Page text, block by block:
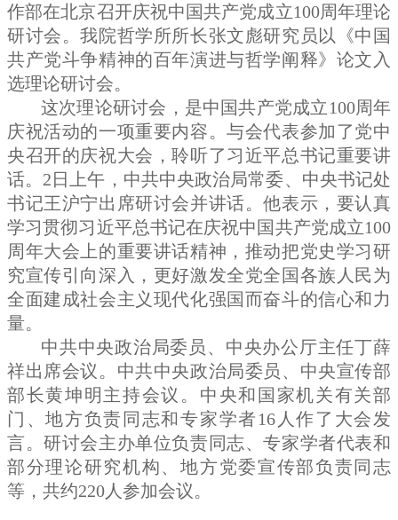
作部在北京召开庆祝中国共产党成立100周年理论
研讨会。我院哲学所所长张文彪研究员以《中国
共产党斗争精神的百年演进与哲学阐释》论文入
选理论研讨会。
这次理论研讨会，是中国共产党成立100周年
庆祝活动的一项重要内容。与会代表参加了党中
央召开的庆祝大会，聆听了习近平总书记重要讲
话。2日上午，中共中央政治局常委、中央书记处
书记王沪宁出席研讨会并讲话。他表示，要认真
学习贯彻习近平总书记在庆祝中国共产党成立100
周年大会上的重要讲话精神，推动把党史学习研
究宣传引向深入，更好激发全党全国各族人民为
全面建成社会主义现代化强国而奋斗的信心和力
量。
中共中央政治局委员、中央办公厅主任丁薛
祥出席会议。中共中央政治局委员、中央宣传部
部长黄坤明主持会议。中央和国家机关有关部
门、地方负责同志和专家学者16人作了大会发
言。研讨会主办单位负责同志、专家学者代表和
部分理论研究机构、地方党委宣传部负责同志
等，共约220人参加会议。